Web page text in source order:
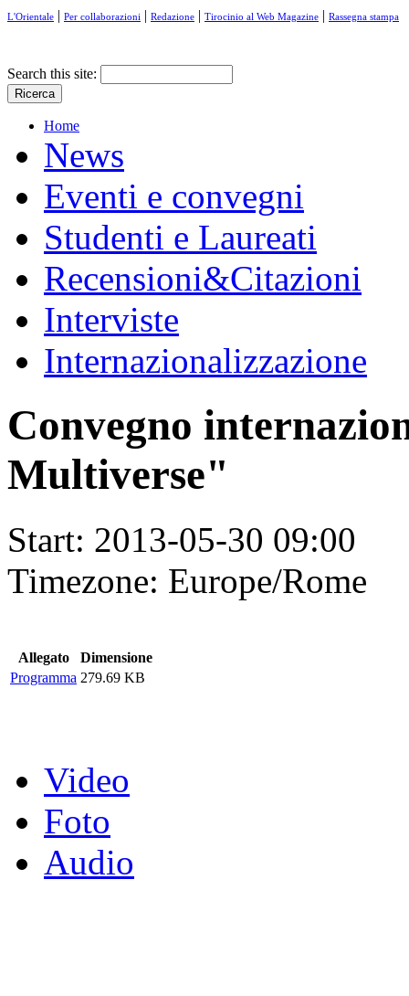
L'Orientale | Per collaborazioni | Redazione | Tirocinio al Web Magazine | Rassegna stampa
Search this site:
Home
News
Eventi e convegni
Studenti e Laureati
Recensioni&Citazioni
Interviste
Internazionalizzazione
Convegno
Multiverse"
Start: 2013-05-30 09:00
Timezone: Europe/Rome
Allegato
Dimensione
Programma 279.69 KB
Video
Foto
Audio